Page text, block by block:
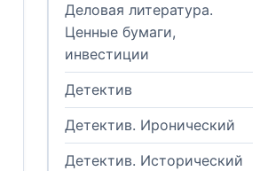
Деловая литература.
Ценные бумаги,
инвестиции
Детектив
Детектив. Иронический
Детектив. Исторический